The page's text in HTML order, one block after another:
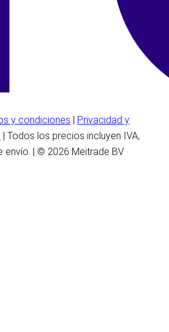
y condiciones
Privacidad y
| Todos los precios incluyen IVA,
envío. | © 2026 Meitrade BV